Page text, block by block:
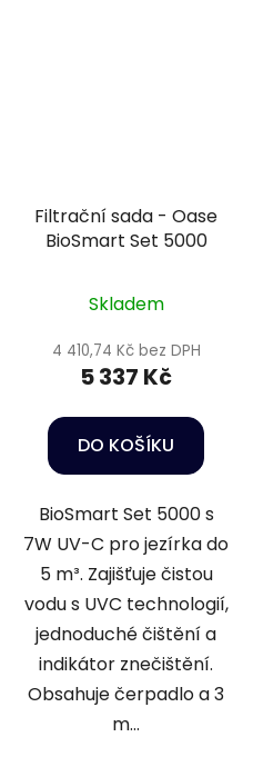
Filtrační sada - Oase
BioSmart Set 5000
Skladem
4 410,74 Kč bez DPH
5 337 Kč
DO KOŠÍKU
BioSmart Set 5000 s
7W UV-C pro jezírka do
5 m³. Zajišťuje čistou
vodu s UVC technologií,
jednoduché čištění a
indikátor znečištění.
Obsahuje čerpadlo a 3
m...